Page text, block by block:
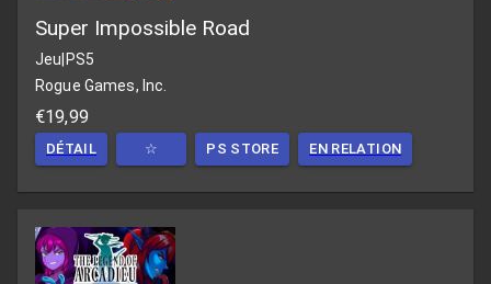
Super Impossible Road
Jeu|PS5
Rogue Games, Inc.
€19,99
DÉTAIL ☆ PS STORE EN RELATION